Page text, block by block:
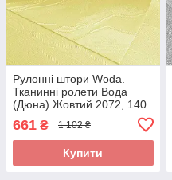
Рулонні штори Woda.
Тканинні ролети Вода
(Дюна) Жовтий 2072, 140
661 ₴ 1 102 ₴
Купити